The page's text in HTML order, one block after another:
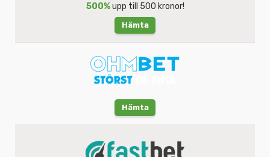
500%upp till 500 kronor!
Hämta
Hämta